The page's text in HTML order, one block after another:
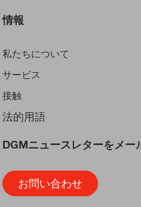
情報
私たちについて
サービス
接触
法的用語
DGMニュースレターをメー
お問い合わせ